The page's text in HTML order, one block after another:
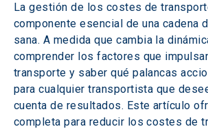
La gestión de los costes de
componente esencial de una cadena
sana. A medida que cambia la
comprender los factores que
transporte y saber qué palancas
para cualquier transportista que
cuenta de resultados. Este artículo
completa para reducir los costes de